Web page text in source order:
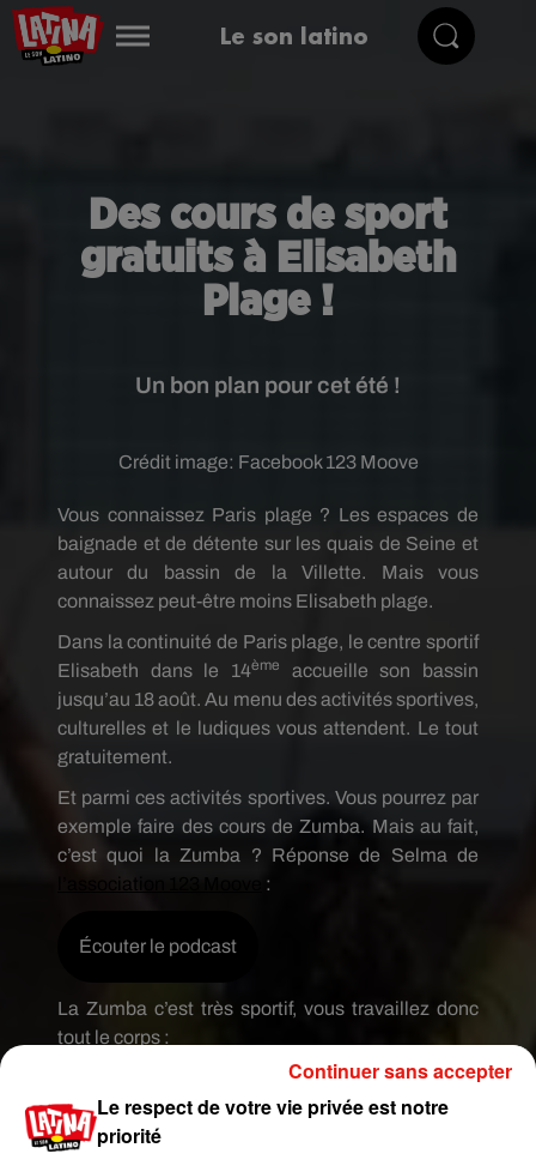
Le son latino
Des cours de sport
gratuits à Elisabeth
Plage !
Un bon plan pour cet été !
Crédit image: Facebook 123 Moove
Vous connaissez Paris plage ? Les espaces de
baignade et de détente sur les quais de Seine et
autour du bassin de la Villette. Mais vous
connaissez peut-être moins Elisabeth plage.
Dans la continuité de Paris plage, le centre sportif
Elisabeth dans le 14ème
accueille son bassin
jusqu’au 18 août. Au menu des activités sportives,
culturelles et le ludiques vous attendent. Le tout
gratuitement.
Et parmi ces activités sportives. Vous pourrez par
exemple faire des cours de Zumba. Mais au fait,
c’est quoi la Zumba ? Réponse de Selma de
l’association 123 Moove
:
Écouter le podcast
La Zumba c’est très sportif, vous travaillez donc
tout le corps :
Écouter le podcast
Le respect de votre vie privée est notre
priorité
Continuer sans accepter